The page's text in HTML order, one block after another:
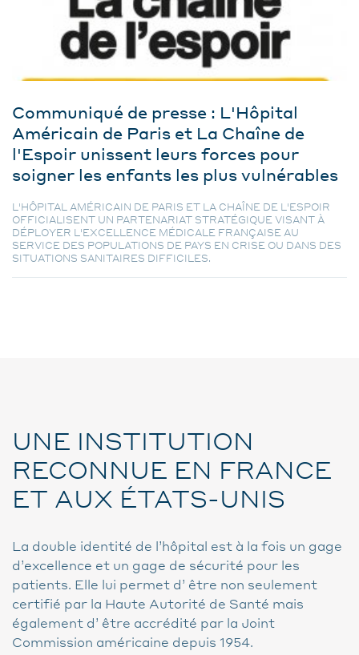
Communiqué de presse : L'Hôpital
Américain de Paris et La Chaîne de
l'Espoir unissent leurs forces pour
soigner les enfants les plus vulnérables
L'HÔPITAL AMÉRICAIN DE PARIS ET LA CHAÎNE DE L'ESPOIR
OFFICIALISENT UN PARTENARIAT STRATÉGIQUE VISANT À
DÉPLOYER L'EXCELLENCE MÉDICALE FRANÇAISE AU
SERVICE DES POPULATIONS DE PAYS EN CRISE OU DANS DES
SITUATIONS SANITAIRES DIFFICILES.
UNE INSTITUTION
RECONNUE EN FRANCE
ET AUX ÉTATS-UNIS
La double identité de l’hôpital est à la fois un gage
d’excellence et un gage de sécurité pour les
patients. Elle lui permet d’ être non seulement
certifié par la Haute Autorité de Santé mais
également d’ être accrédité par la Joint
Commission américaine depuis 1954.